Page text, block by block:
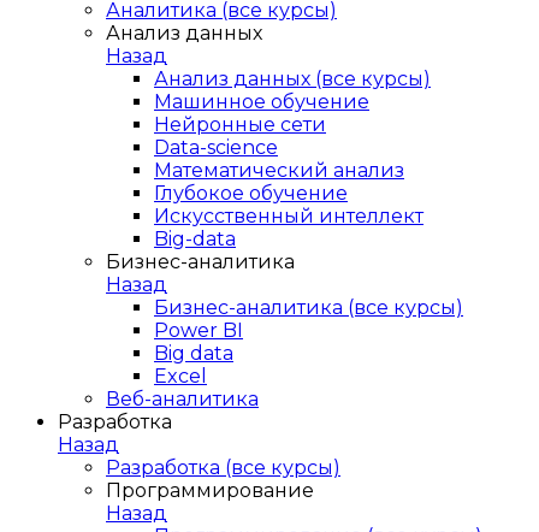
Аналитика (все курсы)
Анализ данных
Назад
Анализ данных (все курсы)
Машинное обучение
Нейронные сети
Data-science
Математический анализ
Глубокое обучение
Искусственный интеллект
Big-data
Бизнес-аналитика
Назад
Бизнес-аналитика (все курсы)
Power BI
Big data
Excel
Веб-аналитика
Разработка
Назад
Разработка (все курсы)
Программирование
Назад